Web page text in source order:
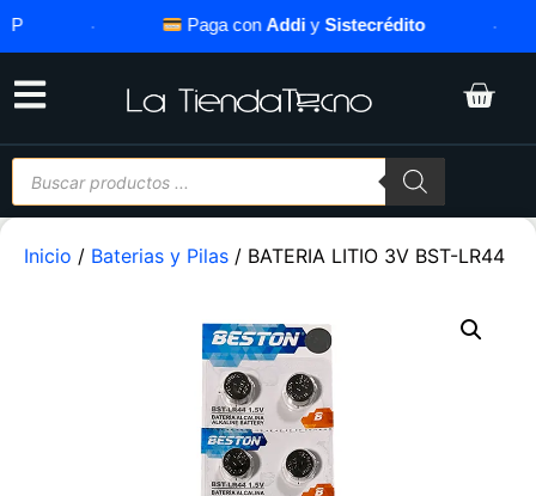
Paga conAddiySistecrédito
Inicio / Baterias y Pilas / BATERIA LITIO 3V BST-LR44